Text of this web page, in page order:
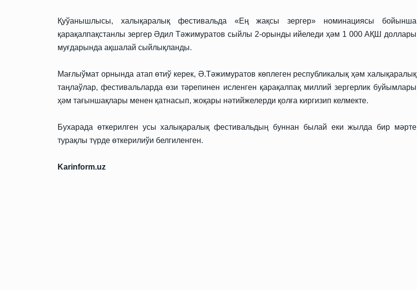
Қуўанышлысы, халықаралық фестивальда «Ең жақсы зергер» номинациясы бойынша
қарақалпақстанлы зергер Әдил Тәжимуратов сыйлы 2-орынды ийеледи ҳәм 1 000 АҚШ доллары
муғдарында ақшалай сыйлықланды.
Мағлыўмат орнында атап өтиў керек, Ә.Тәжимуратов көплеген республикалық ҳәм халықаралық
таңлаўлар, фестивальларда өзи тәрепинен исленген қарақалпақ миллий зергерлик буйымлары
ҳәм тағыншақлары менен қатнасып, жоқары нәтийжелерди қолға киргизип келмекте.
Бухарада өткерилген усы халықаралық фестивальдың буннан былай еки жылда бир мәрте
турақлы түрде өткерилиўи белгиленген.
Karinform.uz